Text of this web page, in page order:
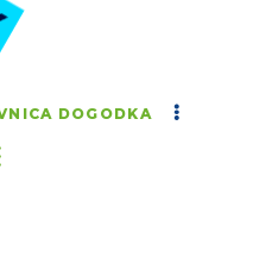
DOGODKA